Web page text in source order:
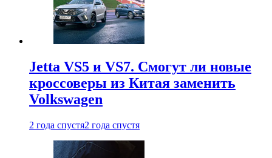
Jetta VS5 и VS7. Смогут ли новые
кроссоверы из Китая заменить
Volkswagen
2 года спустя2 года спустя